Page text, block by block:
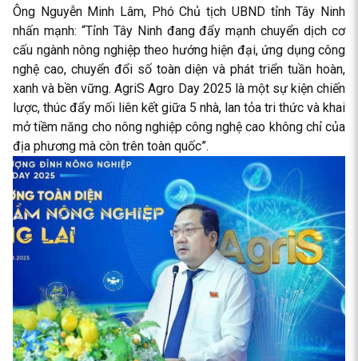
Ông Nguyễn Minh Lâm, Phó Chủ tịch UBND tỉnh Tây Ninh
nhấn mạnh: “Tỉnh Tây Ninh đang đẩy mạnh chuyển dịch cơ
cấu ngành nông nghiệp theo hướng hiện đại, ứng dụng công
nghệ cao, chuyển đổi số toàn diện và phát triển tuần hoàn,
xanh và bền vững. AgriS Agro Day 2025 là một sự kiện chiến
lược, thúc đẩy mối liên kết giữa 5 nhà, lan tỏa tri thức và khai
mở tiềm năng cho nông nghiệp công nghệ cao không chỉ của
địa phương mà còn trên toàn quốc”.